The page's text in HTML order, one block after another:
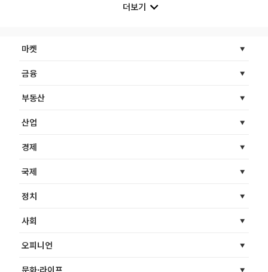
더보기
마켓
금융
부동산
산업
경제
국제
정치
사회
오피니언
문화·라이프